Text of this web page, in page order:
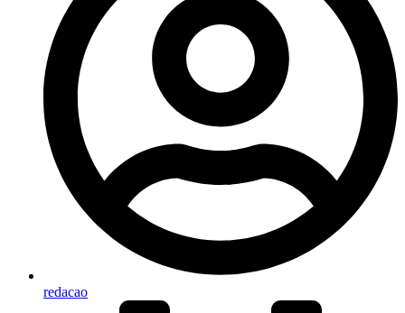
redacao